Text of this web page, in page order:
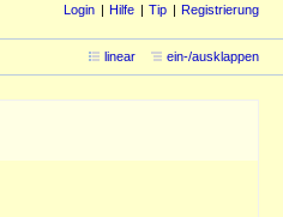
Login Hilfe Tip Registrierung
linear ein-/ausklappen